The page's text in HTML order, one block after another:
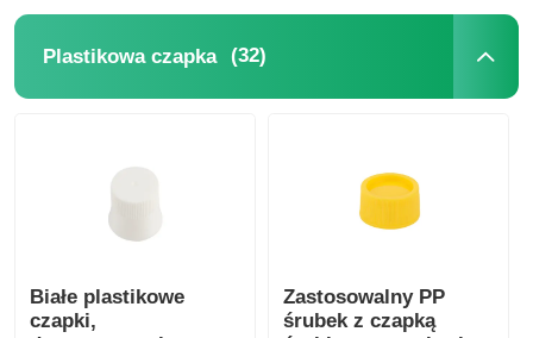
Plastikowa czapka (32)
Białe plastikowe
czapki,
Zastosowalny PP
śrubek z czapką